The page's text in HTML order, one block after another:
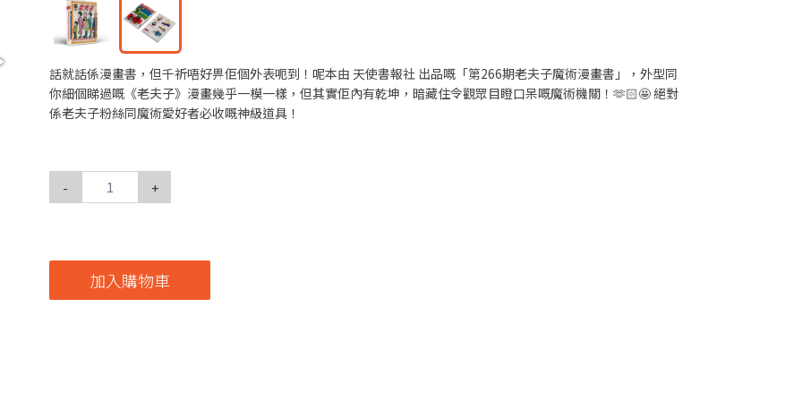
話就話係漫畫書，但千祈唔好畀佢個外表呃到！呢本由 天使書報社 出品嘅「第266期老夫子魔術漫畫書」，外型同
你細個睇過嘅《老夫子》漫畫幾乎一模一樣，但其實佢內有乾坤，暗藏住令觀眾目瞪口呆嘅魔術機關！🫶🏻🤩 絕對
係老夫子粉絲同魔術愛好者必收嘅神級道具！
- +
加入購物車